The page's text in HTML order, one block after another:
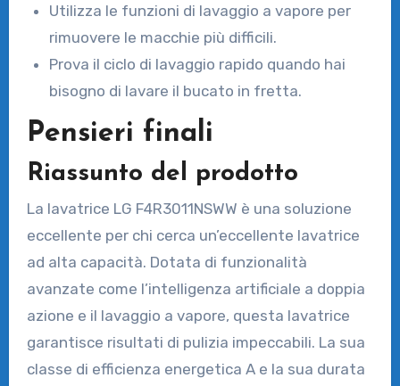
Utilizza le funzioni di lavaggio a vapore per
rimuovere le macchie più difficili.
Prova il ciclo di lavaggio rapido quando hai
bisogno di lavare il bucato in fretta.
Pensieri finali
Riassunto del prodotto
La lavatrice LG F4R3011NSWW è una soluzione
eccellente per chi cerca un’eccellente lavatrice
ad alta capacità. Dotata di funzionalità
avanzate come l’intelligenza artificiale a doppia
azione e il lavaggio a vapore, questa lavatrice
garantisce risultati di pulizia impeccabili. La sua
classe di efficienza energetica A e la sua durata